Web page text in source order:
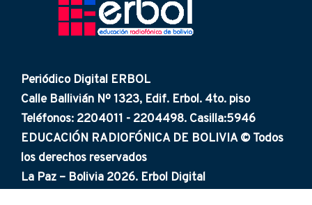
Periódico Digital ERBOL
Calle Ballivián Nº 1323, Edif. Erbol. 4to. piso
Teléfonos: 2204011 - 2204498. Casilla:5946
EDUCACIÓN RADIOFÓNICA DE BOLIVIA © Todos
los derechos reservados
La Paz – Bolivia 2026. Erbol Digital